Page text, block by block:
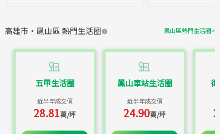
高雄市 ・ 鳳山區 熱門生活圈 鳳山區熱門生活圈>
五甲生活圈
近半年成交價
28.81萬/坪
鳳山車站生活圈
近半年成交價
24.90萬/坪